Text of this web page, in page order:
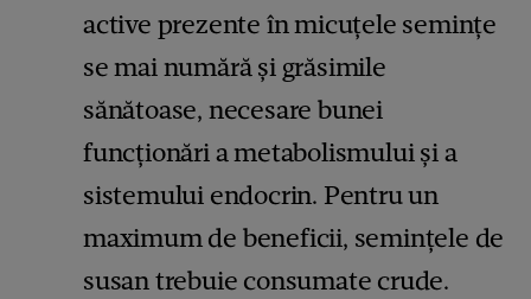
active prezente în micuțele semințe
se mai numără și grăsimile
sănătoase, necesare bunei
funcționări a metabolismului și a
sistemului endocrin. Pentru un
maximum de beneficii, semințele de
susan trebuie consumate crude.